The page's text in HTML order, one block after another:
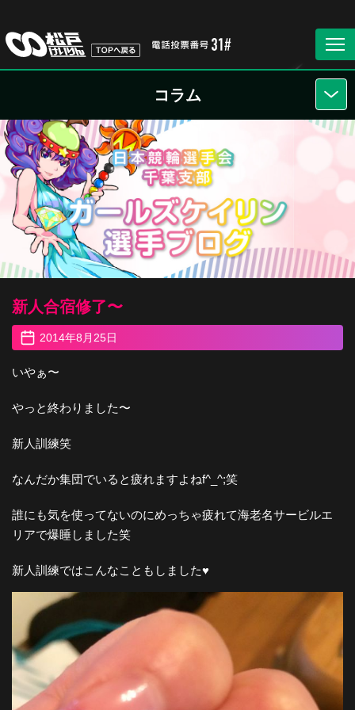
コラム
新人合宿修了〜
2014年8月25日
いやぁ〜
やっと終わりました〜
新人訓練笑
なんだか集団でいると疲れますよねf^_^;笑
誰にも気を使ってないのにめっちゃ疲れて海老名サービルエ
リアで爆睡しました笑
新人訓練ではこんなこともしました♥︎